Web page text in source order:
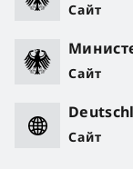
Сайт
Сайт
Сайт